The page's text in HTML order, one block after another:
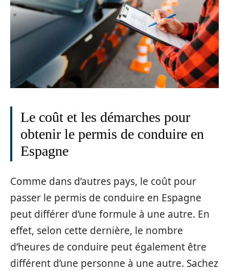
Le coût et les démarches pour
obtenir le permis de conduire en
Espagne
Comme dans d’autres pays, le coût pour
passer le permis de conduire en Espagne
peut différer d’une formule à une autre. En
effet, selon cette dernière, le nombre
d’heures de conduire peut également être
différent d’une personne à une autre. Sachez